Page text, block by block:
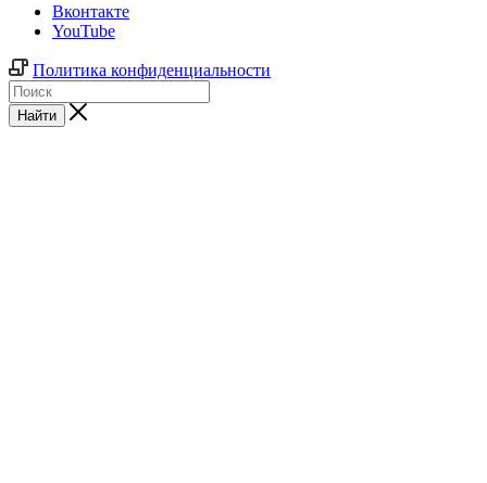
Вконтакте
YouTube
Политика конфиденциальности
Найти